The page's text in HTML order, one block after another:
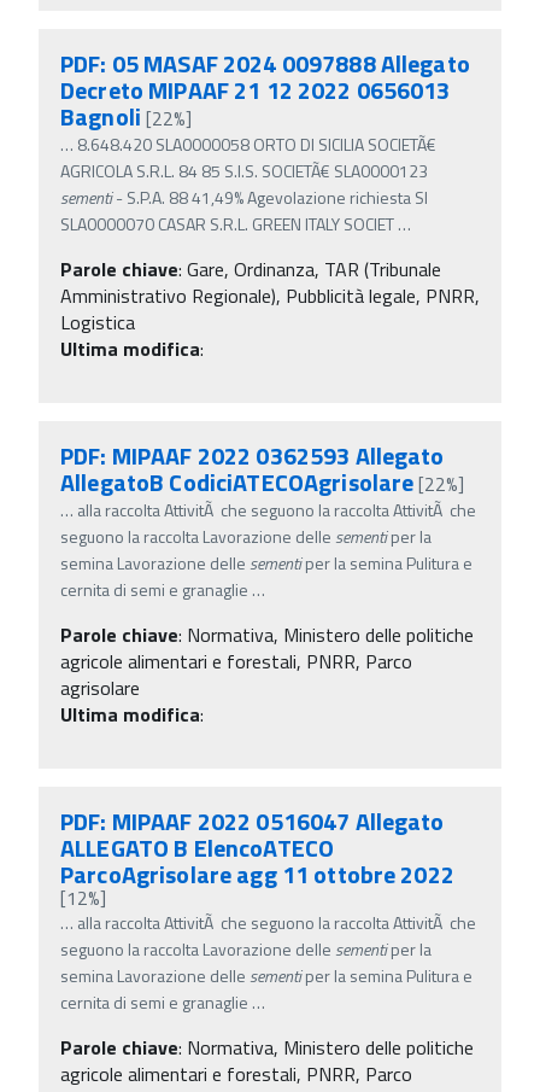
PDF: 05 MASAF 2024 0097888 Allegato
Decreto MIPAAF 21 12 2022 0656013
Bagnoli [22%]
… 8.648.420 SLA0000058 ORTO DI SICILIA SOCIETÃ€
AGRICOLA S.R.L. 84 85 S.I.S. SOCIETÃ€ SLA0000123
sementi- S.P.A. 88 41,49% Agevolazione richiesta SI
SLA0000070 CASAR S.R.L. GREEN ITALY SOCIET…
Parole chiave: Gare, Ordinanza, TAR (Tribunale
Amministrativo Regionale), Pubblicità legale, PNRR,
Logistica
Ultima modifica:
PDF: MIPAAF 2022 0362593 Allegato
AllegatoB CodiciATECOAgrisolare[22%]
… alla raccolta AttivitÃ che seguono la raccolta AttivitÃ che
seguono la raccolta Lavorazione delle sementiper la
semina Lavorazione delle sementiper la semina Pulitura e
cernita di semi e granaglie …
Parole chiave: Normativa, Ministero delle politiche
agricole alimentari e forestali, PNRR, Parco
agrisolare
Ultima modifica:
PDF: MIPAAF 2022 0516047 Allegato
ALLEGATO B ElencoATECO
ParcoAgrisolare agg 11 ottobre 2022
[12%]
… alla raccolta AttivitÃ che seguono la raccolta AttivitÃ che
seguono la raccolta Lavorazione delle sementiper la
semina Lavorazione delle sementiper la semina Pulitura e
cernita di semi e granaglie …
Parole chiave: Normativa, Ministero delle politiche
agricole alimentari e forestali, PNRR, Parco